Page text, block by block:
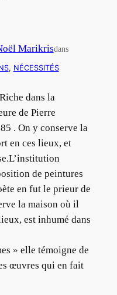
Marikrisdans
, NÉCESSITÉS
dans la
de Pierre
. On y conserve la
en ces lieux, et
de peintures
en fut le prieur de
la maison où il
est inhumé dans
» elle témoigne de
œuvres qui en fait